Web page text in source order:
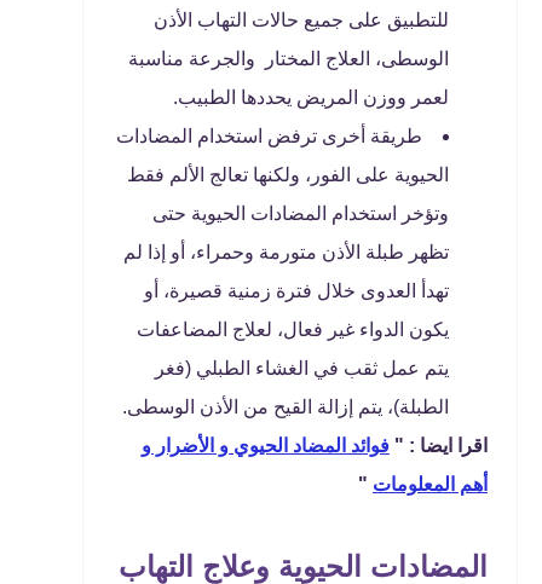
للتطبيق على جميع حالات التهاب الأذن
الوسطى، العلاج المختار والجرعة مناسبة
لعمر ووزن المريض يحددها الطبيب.
طريقة أخرى ترفض استخدام المضادات
الحيوية على الفور، ولكنها تعالج الألم فقط
وتؤخر استخدام المضادات الحيوية حتى
تظهر طبلة الأذن متورمة وحمراء، أو إذا لم
تهدأ العدوى خلال فترة زمنية قصيرة، أو
يكون الدواء غير فعال، لعلاج المضاعفات
يتم عمل ثقب في الغشاء الطبلي (فغر
الطبلة)، يتم إزالة القيح من الأذن الوسطى.
اقرا ايضا : " فوائد المضاد الحيوي و الأضرار و
أهم المعلومات "
المضادات الحيوية وعلاج التهاب